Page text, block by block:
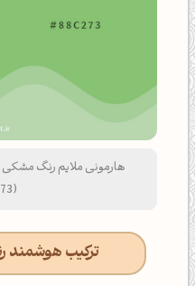
هارمونی ملایم رنگ
(88C273)
ترکیب هوشمند